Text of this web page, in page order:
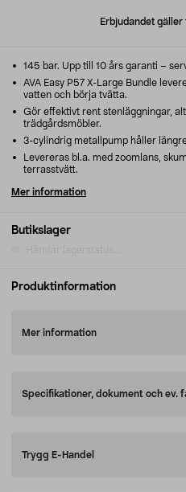
Erbjudandet gäller
Butikslager
145 bar. Upp till 10 års garanti –
AVA Easy P57 X-Large Bundle
vatten och börja tvätta.
Gör effektivt rent stenläggningar,
trädgårdsmöbler.
3-cylindrig metallpump håller
Levereras bl.a. med zoomlans,
terrasstvätt.
Mer information
Produktinformation
Mer information
Specifikationer, dokument och ev.
Trygg E-Handel